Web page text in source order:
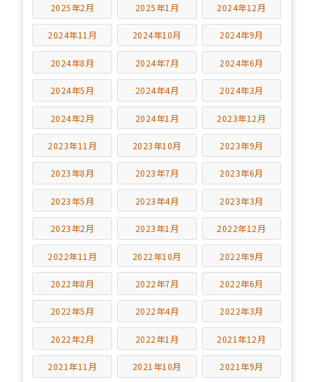
2025年2月 2025年1月 2024年12月
2024年11月 2024年10月 2024年9月
2024年8月 2024年7月 2024年6月
2024年5月 2024年4月 2024年3月
2024年2月 2024年1月 2023年12月
2023年11月 2023年10月 2023年9月
2023年8月 2023年7月 2023年6月
2023年5月 2023年4月 2023年3月
2023年2月 2023年1月 2022年12月
2022年11月 2022年10月 2022年9月
2022年8月 2022年7月 2022年6月
2022年5月 2022年4月 2022年3月
2022年2月 2022年1月 2021年12月
2021年11月 2021年10月 2021年9月